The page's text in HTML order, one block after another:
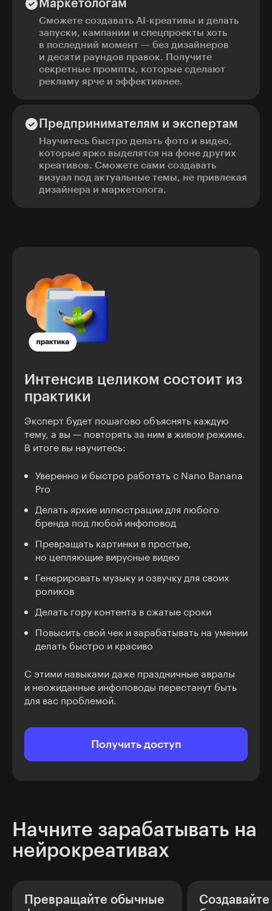
Маркетологам
Сможете создавать AI-креативы и делать
запуски, кампании и спецпроекты хоть
в последний момент — без дизайнеров
и десяти раундов правок. Получите
секретные промпты, которые сделают
рекламу ярче и эффективнее.
Предпринимателям и экспертам
Научитесь быстро делать фото и видео,
которые ярко выделятся на фоне других
креативов. Сможете сами создавать
визуал под актуальные темы, не привлекая
дизайнера и маркетолога.
Интенсив целиком состоит из
практики
Эксперт будет пошагово объяснять каждую
тему, а вы — повторять за ним в живом режиме.
В итоге вы научитесь:
Уверенно и быстро работать с Nano Banana
Pro
Делать яркие иллюстрации для любого
бренда под любой инфоповод
Превращать картинки в простые,
но цепляющие вирусные видео
Генерировать музыку и озвучку для своих
роликов
Делать гору контента в сжатые сроки
Повысить свой чек и зарабатывать на умении
делать быстро и красиво
С этими навыками даже праздничные авралы
и неожиданные инфоповоды перестанут быть
для вас проблемой.
Получить доступ
Начните зарабатывать на
нейрокреативах
Превращайте обычные